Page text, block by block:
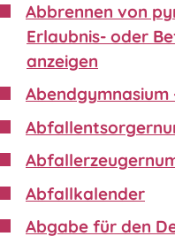
Abbrennen von
Erlaubnis- oder
anzeigen
Abfallkalender
Abgabe für den